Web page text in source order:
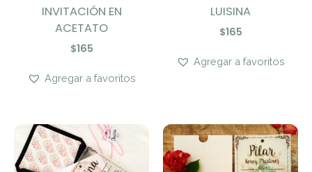
INVITACIÓN EN
ACETATO
$165
Agregar a favoritos
LUISINA
$165
Agregar a favoritos